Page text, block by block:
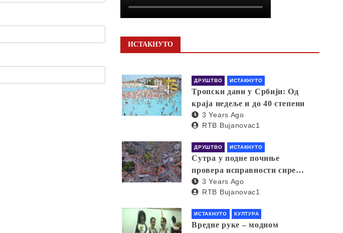
ИСТАКНУТО
ДРУШТВО ИСТАКНУТО
Тропски дани у Србији: Од
краја недеље и до 40 степени
3 Years Ago
RTB Bujanovac1
ДРУШТВО ИСТАКНУТО
Сутра у подне почиње
провера исправности сирена
за узбуњивање
3 Years Ago
RTB Bujanovac1
ИСТАКНУТО КУЛТУРА
Вредне руке – модном